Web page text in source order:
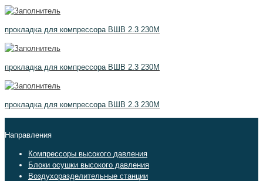
прокладка для компрессора ВШВ 2.3 230М
прокладка для компрессора ВШВ 2.3 230М
прокладка для компрессора ВШВ 2.3 230М
Направления
Компрессоры высокого давления
Блоки осушки высокого давления
Воздухоразделительные станции